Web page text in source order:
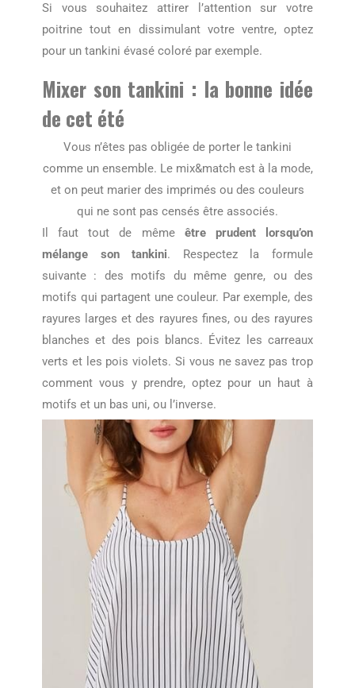
Si vous souhaitez attirer l’attention sur votre
poitrine tout en dissimulant votre ventre, optez
pour un tankini évasé coloré par exemple.
Mixer son tankini : la bonne idée
de cet été
Vous n’êtes pas obligée de porter le tankini
comme un ensemble. Le mix&match est à la mode,
et on peut marier des imprimés ou des couleurs
qui ne sont pas censés être associés.
Il faut tout de même être prudent lorsqu’on
mélange son tankini. Respectez la formule
suivante : des motifs du même genre, ou des
motifs qui partagent une couleur. Par exemple, des
rayures larges et des rayures fines, ou des rayures
blanches et des pois blancs. Évitez les carreaux
verts et les pois violets. Si vous ne savez pas trop
comment vous y prendre, optez pour un haut à
motifs et un bas uni, ou l’inverse.